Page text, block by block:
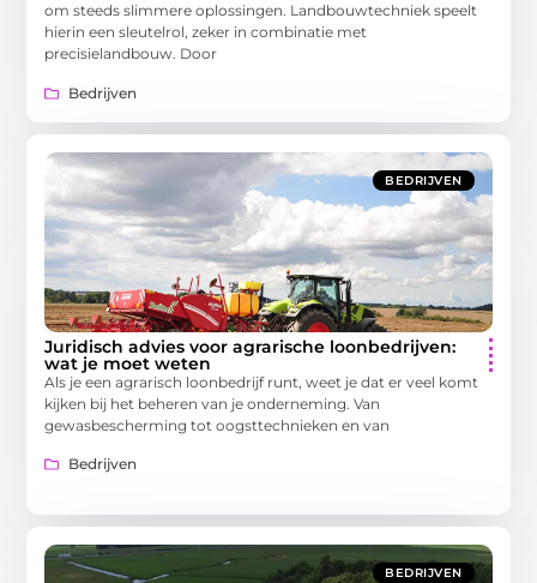
om steeds slimmere oplossingen. Landbouwtechniek speelt
hierin een sleutelrol, zeker in combinatie met
precisielandbouw. Door
Bedrijven
BEDRIJVEN
Juridisch advies voor agrarische loonbedrijven:
wat je moet weten
Als je een agrarisch loonbedrijf runt, weet je dat er veel komt
kijken bij het beheren van je onderneming. Van
gewasbescherming tot oogsttechnieken en van
Bedrijven
BEDRIJVEN